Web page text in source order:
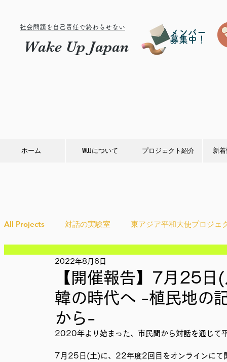
社会問題を自己責任で終わらせない
Wake Up Japan
メンバー
募集中！
ホーム WUJについて プロジェクト紹介 新
All Projects 対話の実験室 東アジア平和大使プロジェ
Ethical＆Sustainably
IMPACT Japan studytour YouthCan
【開催報告】7月25
韓の時代へ -植民地の
から-
2022年8月6日
2020年より始まった、市民間から対話を通じて
7月25日(土)に、22年度2回目をオンラインにて